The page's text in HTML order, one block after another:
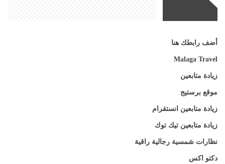
أضف رابطك هنا
Malaga Travel
زيادة متابعين
موقع برستيج
زيادة متابعين انستقرام
زيادة متابعين تيك توك
نظارات شمسية رجالية راقية
دكتو اكس